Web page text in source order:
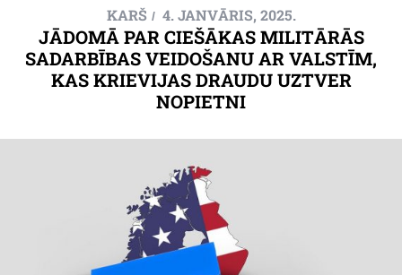
KARŠ 4. JANVĀRIS, 2025.
JĀDOMĀ PAR CIEŠĀKAS MILITĀRĀS
SADARBĪBAS VEIDOŠANU AR VALSTĪM,
KAS KRIEVIJAS DRAUDU UZTVER
NOPIETNI